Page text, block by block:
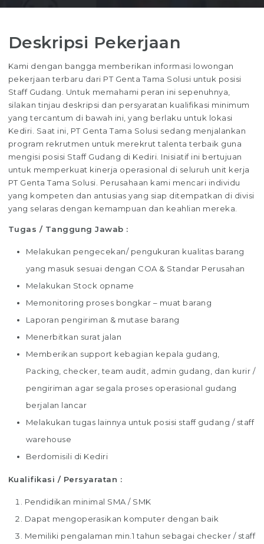
Deskripsi Pekerjaan
Kami dengan bangga memberikan informasi lowongan
pekerjaan terbaru dari PT Genta Tama Solusi untuk posisi
Staff Gudang. Untuk memahami peran ini sepenuhnya,
silakan tinjau deskripsi dan persyaratan kualifikasi minimum
yang tercantum di bawah ini, yang berlaku untuk lokasi
Kediri. Saat ini, PT Genta Tama Solusi sedang menjalankan
program rekrutmen untuk merekrut talenta terbaik guna
mengisi posisi Staff Gudang di Kediri. Inisiatif ini bertujuan
untuk memperkuat kinerja operasional di seluruh unit kerja
PT Genta Tama Solusi. Perusahaan kami mencari individu
yang kompeten dan antusias yang siap ditempatkan di divisi
yang selaras dengan kemampuan dan keahlian mereka.
Tugas / Tanggung Jawab :
Melakukan pengecekan/ pengukuran kualitas barang
yang masuk sesuai dengan COA & Standar Perusahan
Melakukan Stock opname
Memonitoring proses bongkar – muat barang
Laporan pengiriman & mutase barang
Menerbitkan surat jalan
Memberikan support kebagian kepala gudang,
Packing, checker, team audit, admin gudang, dan kurir /
pengiriman agar segala proses operasional gudang
berjalan lancar
Melakukan tugas lainnya untuk posisi staff gudang / staff
warehouse
Berdomisili di Kediri
Kualifikasi / Persyaratan :
Pendidikan minimal SMA / SMK
Dapat mengoperasikan komputer dengan baik
Memiliki pengalaman min.1 tahun sebagai checker / staff